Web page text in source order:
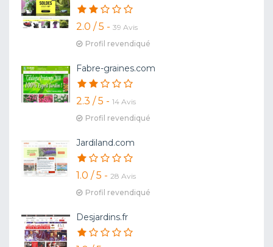
2.0 / 5 - 39 Avis
Profil revendiqué
Fabre-graines.com
2.3 / 5 - 14 Avis
Profil revendiqué
Jardiland.com
1.0 / 5 - 28 Avis
Profil revendiqué
Desjardins.fr